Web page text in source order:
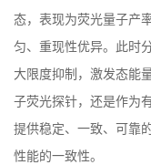
态，表现为荧光量子产
匀、重现性优异。此时
大限度抑制，激发态能
子荧光探针，还是作为
提供稳定、一致、可靠
性能的一致性。